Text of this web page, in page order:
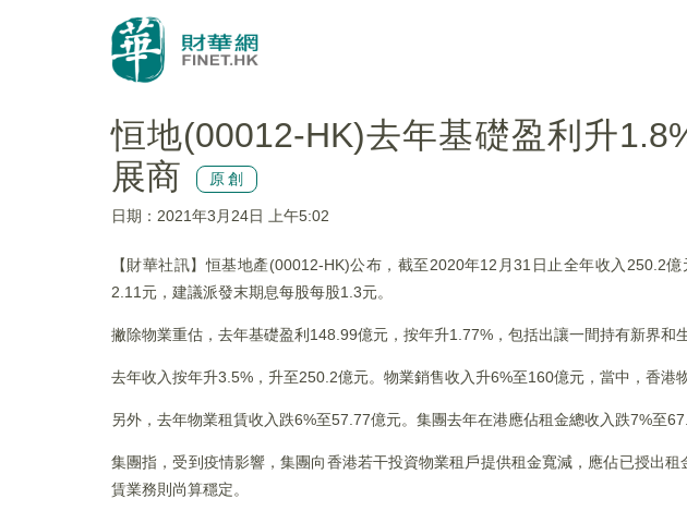
恒地(00012-HK)去年基礎盈利升
展商
原創
日期：2021年3月24日 上午5:02
【財華社訊】恒基地產(00012-HK)公布，截至2020年12月31日止全年收入250.2
2.11元，建議派發末期息每股每股1.3元。
撇除物業重估，去年基礎盈利148.99億元，按年升1.77%，包括出讓一間持有新界和
去年收入按年升3.5%，升至250.2億元。物業銷售收入升6%至160億元，當中，香港
另外，去年物業租賃收入跌6%至57.77億元。集團去年在港應佔租金總收入跌7%至
集團指，受到疫情影響，集團向香港若干投資物業租戶提供租金寬減，應佔已授出
賃業務則尚算穩定。